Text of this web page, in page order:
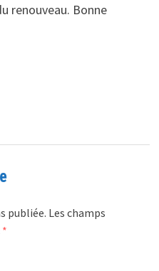
renouveau. Bonne
publiée. Les champs
*